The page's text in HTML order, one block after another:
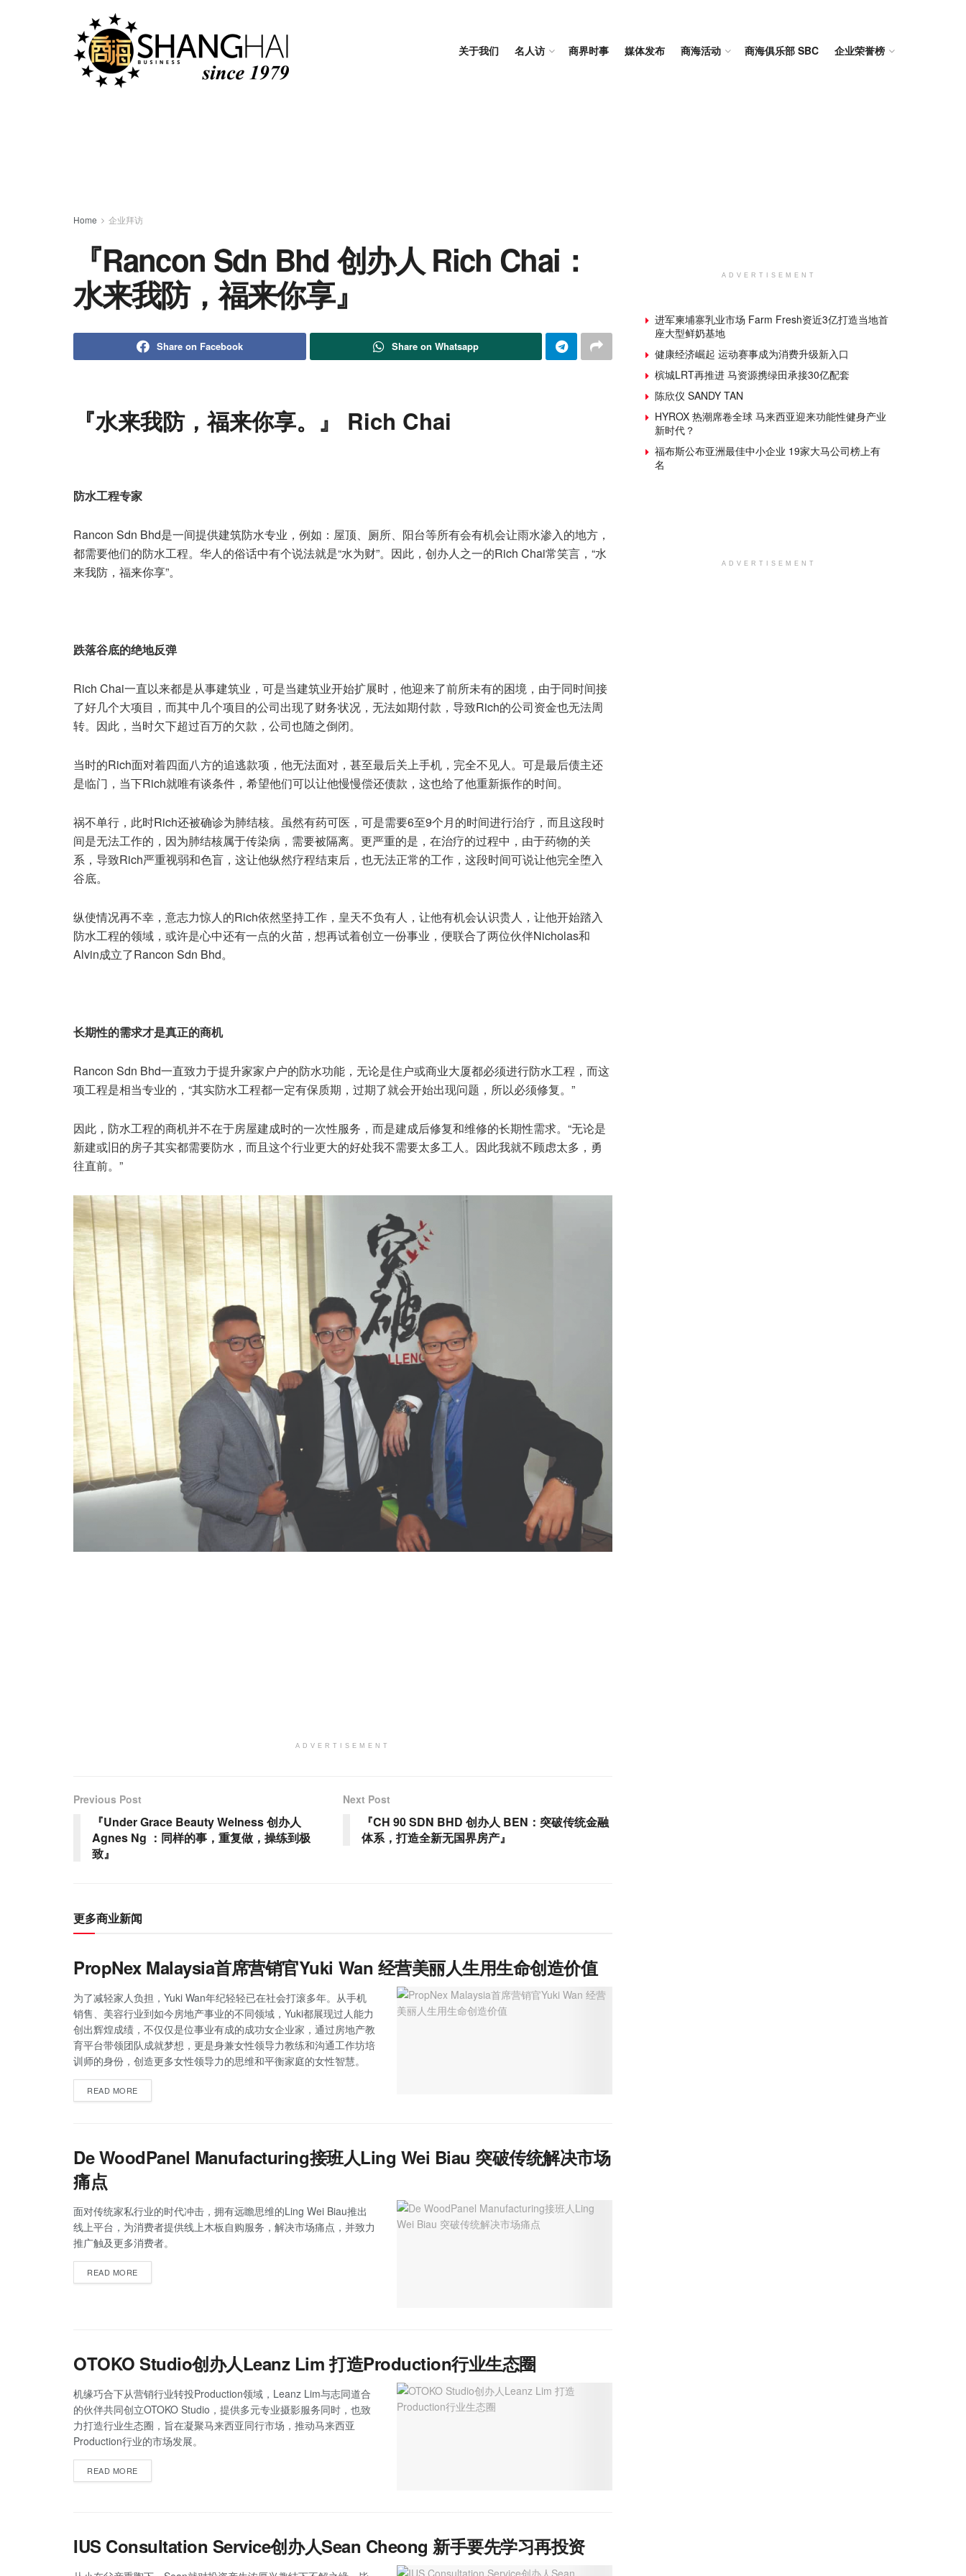
关于我们 名人访 商界时事 媒体发布 商海活动 商海俱乐部 SBC 企业荣誉榜
Home 企业拜访
『Rancon Sdn Bhd 创办人 Rich Chai：
水来我防，福来你享』
Share on Facebook Share on Whatsapp
『水来我防，福来你享。 』 Rich Chai
防水工程专家
Rancon Sdn Bhd是一间提供建筑防水专业，例如：屋顶、厕所、阳台等所有会有机会让雨水渗入的地方，
都需要他们的防水工程。华人的俗话中有个说法就是“水为财”。因此，创办人之一的Rich Chai常笑言，“水
来我防，福来你享”。
跌落谷底的绝地反弹
Rich Chai一直以来都是从事建筑业，可是当建筑业开始扩展时，他迎来了前所未有的困境，由于同时间接
了好几个大项目，而其中几个项目的公司出现了财务状况，无法如期付款，导致Rich的公司资金也无法周
转。因此，当时欠下超过百万的欠款，公司也随之倒闭。
当时的Rich面对着四面八方的追逃款项，他无法面对，甚至最后关上手机，完全不见人。可是最后债主还
是临门，当下Rich就唯有谈条件，希望他们可以让他慢慢偿还债款，这也给了他重新振作的时间。
祸不单行，此时Rich还被确诊为肺结核。虽然有药可医，可是需要6至9个月的时间进行治疗，而且这段时
间是无法工作的，因为肺结核属于传染病，需要被隔离。更严重的是，在治疗的过程中，由于药物的关
系，导致Rich严重视弱和色盲，这让他纵然疗程结束后，也无法正常的工作，这段时间可说让他完全堕入
谷底。
纵使情况再不幸，意志力惊人的Rich依然坚持工作，皇天不负有人，让他有机会认识贵人，让他开始踏入
防水工程的领域，或许是心中还有一点的火苗，想再试着创立一份事业，便联合了两位伙伴Nicholas和
Alvin成立了Rancon Sdn Bhd。
长期性的需求才是真正的商机
Rancon Sdn Bhd一直致力于提升家家户户的防水功能，无论是住户或商业大厦都必须进行防水工程，而这
项工程是相当专业的，“其实防水工程都一定有保质期，过期了就会开始出现问题，所以必须修复。”
因此，防水工程的商机并不在于房屋建成时的一次性服务，而是建成后修复和维修的长期性需求。“无论是
新建或旧的房子其实都需要防水，而且这个行业更大的好处我不需要太多工人。因此我就不顾虑太多，勇
往直前。”
ADVERTISEMENT
Previous Post
『Under Grace Beauty Welness 创办人
Agnes Ng ：同样的事，重复做，操练到极
致』
Next Post
『CH 90 SDN BHD 创办人 BEN：突破传统金融
体系，打造全新无国界房产』
更多商业新闻
PropNex Malaysia首席营销官Yuki Wan 经营美丽人生用生命创造价值
为了减轻家人负担，Yuki Wan年纪轻轻已在社会打滚多年。从手机
销售、美容行业到如今房地产事业的不同领域，Yuki都展现过人能力
创出辉煌成绩，不仅仅是位事业有成的成功女企业家，通过房地产教
育平台带领团队成就梦想，更是身兼女性领导力教练和沟通工作坊培
训师的身份，创造更多女性领导力的思维和平衡家庭的女性智慧。
READ MORE
De WoodPanel Manufacturing接班人Ling Wei Biau 突破传统解决市场
痛点
面对传统家私行业的时代冲击，拥有远瞻思维的Ling Wei Biau推出
线上平台，为消费者提供线上木板自购服务，解决市场痛点，并致力
推广触及更多消费者。
READ MORE
OTOKO Studio创办人Leanz Lim 打造Production行业生态圈
机缘巧合下从营销行业转投Production领域，Leanz Lim与志同道合
的伙伴共同创立OTOKO Studio，提供多元专业摄影服务同时，也致
力打造行业生态圈，旨在凝聚马来西亚同行市场，推动马来西亚
Production行业的市场发展。
READ MORE
IUS Consultation Service创办人Sean Cheong 新手要先学习再投资
ADVERTISEMENT
进军柬埔寨乳业市场 Farm Fresh资近3亿打造当地首
座大型鲜奶基地
健康经济崛起 运动赛事成为消费升级新入口
槟城LRT再推进 马资源携绿田承接30亿配套
陈欣仪 SANDY TAN
HYROX 热潮席卷全球 马来西亚迎来功能性健身产业
新时代？
福布斯公布亚洲最佳中小企业 19家大马公司榜上有
名
ADVERTISEMENT